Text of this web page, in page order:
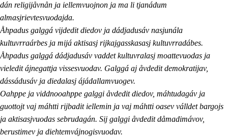
dán religijåvnån ja iellemvuojnon ja ma li tjanádum
almasjrievtesvuodajda.
Åhpadus galggá vijdedit diedov ja dádjadusáv nasjunála
kultuvrraárbes ja mijá aktisasj rijkajgasskasasj kultuvrradábes.
Åhpadus galggá dádjadusáv vaddet kultuvralasj moattevuodas ja
vieledit ájnegattja vissesvuodav. Galggá aj åvdedit demokratijav,
dássádusáv ja diedalasj ájádallamvuogev.
Oahppe ja viddnooahppe galggi åvdedit diedov, máhtudagáv ja
guottojt vaj máhtti rijbadit iellemin ja vaj máhtti oasev válldet bargojs
ja aktisasjvuodas sebrudagán. Sij galggi åvdedit dåmadimávov,
berustimev ja diehtemvájnogisvuodav.